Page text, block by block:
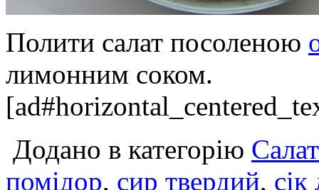
Полити салат посоленою
лимонним соком.
Додано в категорію
помідор, сир твердий,